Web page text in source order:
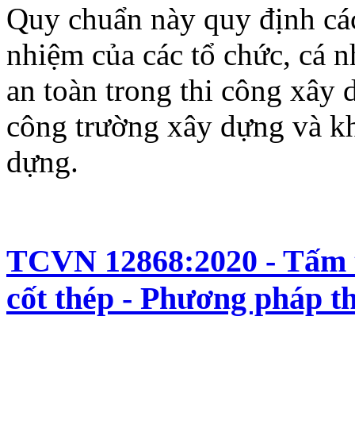
Quy chuẩn này quy định
nhiệm của các tổ chức, cá
an toàn trong thi công xây
công trường xây dựng và
dựng.
TCVN 12868:2020 -
cốt thép - Phương pháp